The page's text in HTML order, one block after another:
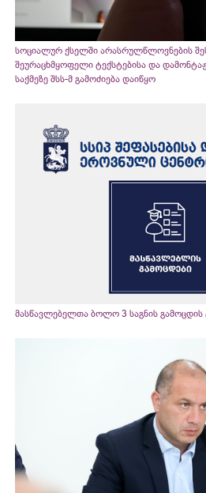
სოციალურ ქსელში არასრულწლოვნების
შეურაცხმყოფელი ტექსტებისა და
საქმეზე შსს-მ გამოძიება დაიწყო
მასწავლებელთა ბოლო 3 საგნის გამოცდის